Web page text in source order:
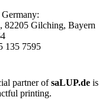
Germany:
82205 Gilching, Bayern
135 7595
partner ofsaLUP.de is
printing.